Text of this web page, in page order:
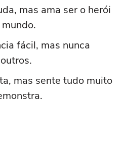
mas ama ser o herói
fácil, mas nunca
mas sente tudo muito